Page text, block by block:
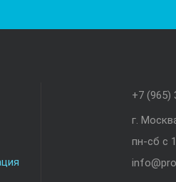
+7 (965)
г.
пн-сб с